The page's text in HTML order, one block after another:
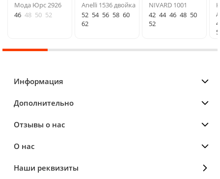
Мода Юрс 2926
46 48 50 52
Anelli 1536 двойка
52 54 56 58 60
62
NIVARD 1001
42 44 46 48 50
52
Информация
Дополнительно
Отзывы о нас
О нас
Наши реквизиты